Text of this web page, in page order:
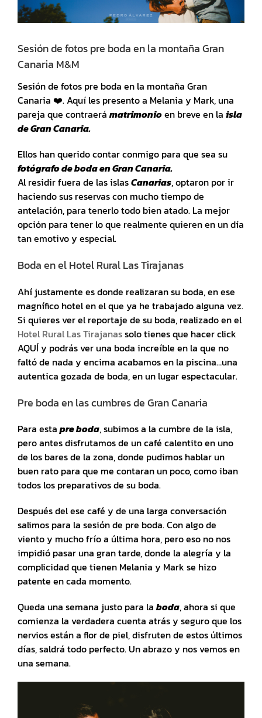
Sesión de fotos pre boda en la montaña Gran
Canaria M&M
Sesión de fotos pre boda en la montaña Gran
Canaria ❤️. Aquí les presento a Melania y Mark, una
pareja que contraerá matrimonioen breve en la isla
de Gran Canaria.
Ellos han querido contar conmigo para que sea su
fotógrafo de boda en Gran Canaria.
Al residir fuera de las islasCanarias, optaron por ir
haciendo sus reservas con mucho tiempo de
antelación, para tenerlo todo bien atado. La mejor
opción para tener lo que realmente quieren en un día
tan emotivo y especial.
Boda en el Hotel Rural Las Tirajanas
Ahí justamente es donde realizaran su boda, en ese
magnífico hotel en el que ya he trabajado alguna vez.
Si quieres ver el reportaje de su boda, realizado en el
Hotel Rural Las Tirajanassolo tienes que hacer click
AQUÍ y podrás ver una boda increíble en la que no
faltó de nada y encima acabamos en la piscina…una
autentica gozada de boda, en un lugar espectacular.
Pre boda en las cumbres de Gran Canaria
Para estapre boda, subimos a la cumbre de la isla,
pero antes disfrutamos de un café calentito en uno
de los bares de la zona, donde pudimos hablar un
buen rato para que me contaran un poco, como iban
todos los preparativos de su boda.
Después del ese café y de una larga conversación
salimos para la sesión de pre boda. Con algo de
viento y mucho frío a última hora, pero eso no nos
impidió pasar una gran tarde, donde la alegría y la
complicidad que tienen Melania y Mark se hizo
patente en cada momento.
Queda una semana justo para la boda, ahora si que
comienza la verdadera cuenta atrás y seguro que los
nervios están a flor de piel, disfruten de estos últimos
días, saldrá todo perfecto. Un abrazo y nos vemos en
una semana.